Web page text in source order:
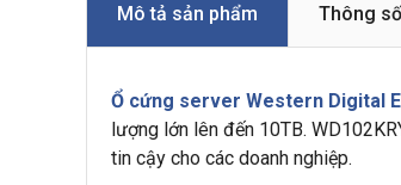
Mô tả sản phẩm Thông
Ổ cứng server Western Digital
lượng lớn lên đến 10TB.
tin cậy cho các doanh nghiệp.